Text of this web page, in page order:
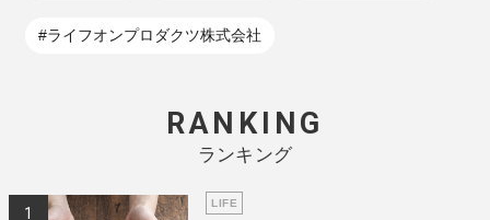
#ライフオンプロダクツ株式会社
RANKING
ランキング
LIFE